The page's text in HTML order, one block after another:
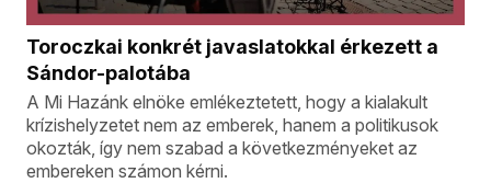
Toroczkai konkrét javaslatokkal érkezett a
Sándor-palotába
A Mi Hazánk elnöke emlékeztetett, hogy a kialakult
krízishelyzetet nem az emberek, hanem a politikusok
okozták, így nem szabad a következményeket az
embereken számon kérni.